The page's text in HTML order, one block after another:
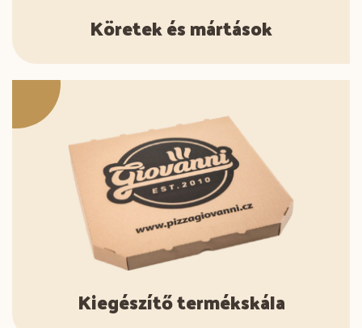
Köretek és mártások
Kiegészítő termékskála